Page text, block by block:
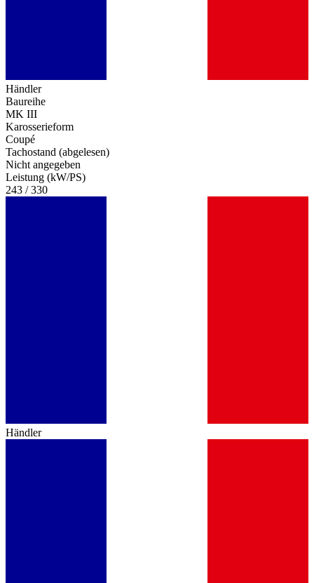
Händler
Baureihe
MK III
Karosserieform
Coupé
Tachostand (abgelesen)
Nicht angegeben
Leistung (kW/PS)
243 / 330
Händler